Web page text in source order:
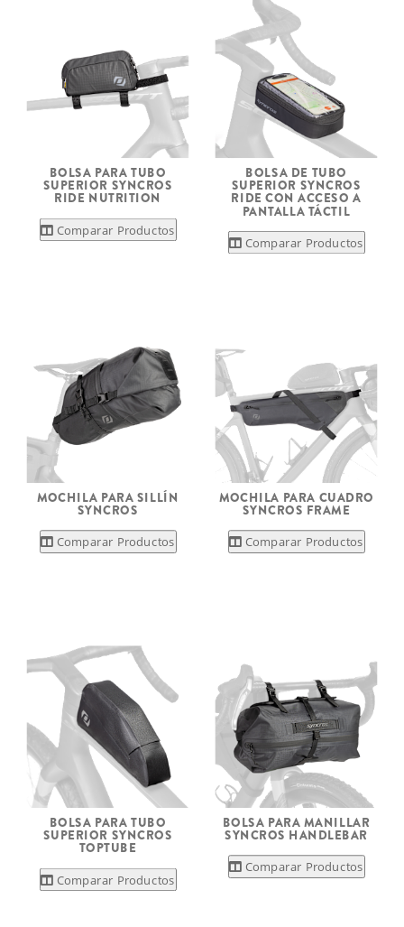
BOLSA PARA TUBO
SUPERIOR SYNCROS
RIDE NUTRITION
Comparar Productos
BOLSA DE TUBO
SUPERIOR SYNCROS
RIDE CON ACCESO A
PANTALLA TÁCTIL
Comparar Productos
MOCHILA PARA SILLÍN
SYNCROS
Comparar Productos
MOCHILA PARA CUADRO
SYNCROS FRAME
Comparar Productos
BOLSA PARA TUBO
SUPERIOR SYNCROS
TOPTUBE
Comparar Productos
BOLSA PARA MANILLAR
SYNCROS HANDLEBAR
Comparar Productos